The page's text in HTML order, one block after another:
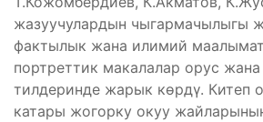
жазуучулардын чыгармачылыгы
фактылык жана илимий
портреттик макалалар орус жана
тилдеринде жарык көрдү. Китеп
катары жогорку окуу